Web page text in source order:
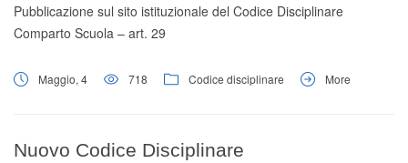
Pubblicazione sul sito istituzionale del Codice Disciplinare
Comparto Scuola – art. 29
Maggio, 4 718 Codice disciplinare More
Nuovo Codice Disciplinare